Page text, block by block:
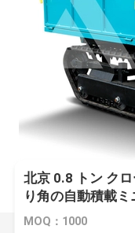
北京 0.8 トン ク
り角の自動積載ミ
MOQ：1000